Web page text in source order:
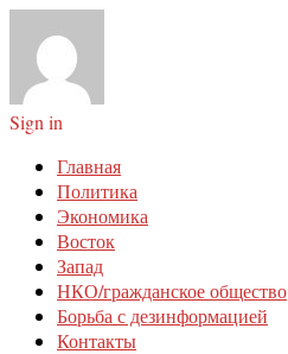
Sign in
Главная
Политика
Экономика
Восток
Запад
НКО/гражданское общество
Борьба с дезинформацией
Контакты